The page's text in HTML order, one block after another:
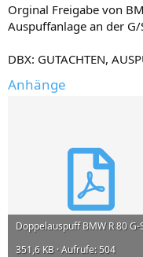
Orginal Freigabe von
Auspuffanlage an der G/
DBX: GUTACHTEN,
Anhänge
Doppelauspuff BMW R 80 G-
351,6 KB · Aufrufe: 504